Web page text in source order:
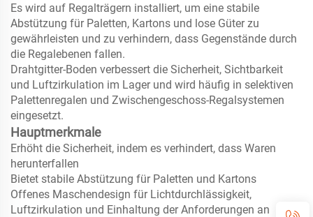
Es wird auf Regalträgern installiert, um eine stabile
Abstützung für Paletten, Kartons und lose Güter zu
gewährleisten und zu verhindern, dass Gegenstände durch
die Regalebenen fallen.
Drahtgitter-Boden verbessert die Sicherheit, Sichtbarkeit
und Luftzirkulation im Lager und wird häufig in selektiven
Palettenregalen und Zwischengeschoss-Regalsystemen
eingesetzt.
Hauptmerkmale
Erhöht die Sicherheit, indem es verhindert, dass Waren
herunterfallen
Bietet stabile Abstützung für Paletten und Kartons
Offenes Maschendesign für Lichtdurchlässigkeit,
Luftzirkulation und Einhaltung der Anforderungen an